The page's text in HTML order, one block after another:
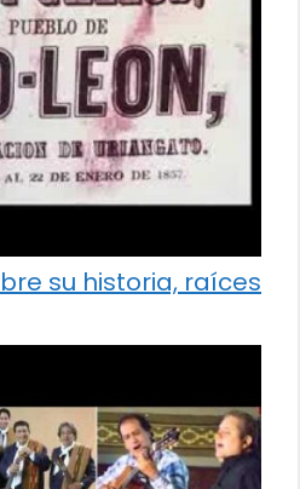
su historia, raíces